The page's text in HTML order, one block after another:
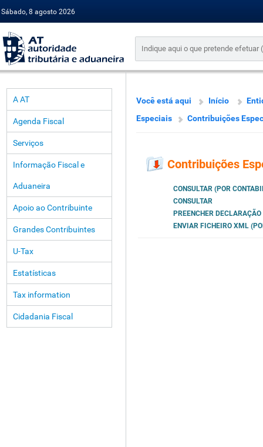
Sábado, 8 agosto 2026
A AT
Agenda Fiscal
Serviços
Informação Fiscal e
Aduaneira
Apoio ao Contribuinte
Grandes Contribuintes
U-Tax
Estatísticas
Tax information
Cidadania Fiscal
Você está aqui Início
Especiais
Contribuições
Contribuições
CONSULTAR (POR
CONSULTAR
PREENCHER
ENVIAR FICHEIRO XML